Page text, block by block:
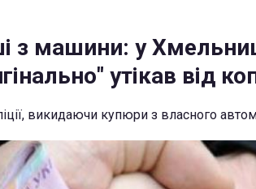
з машини: у
утікав від
викидаючи купюри з власного